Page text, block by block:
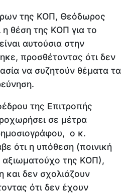
της ΚΟΠ, Θεόδωρος
η θέση της ΚΟΠ για το
αυτούσια στην
προσθέτοντας ότι δεν
να συζητούν θέματα τα
της Επιτροπής
σε μέτρα
ο κ.
ότι η υπόθεση (ποινική
αξιωματούχο της ΚΟΠ),
και δεν σχολιάζουν
ότι δεν έχουν